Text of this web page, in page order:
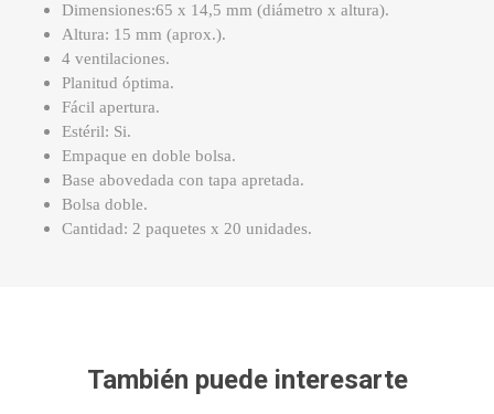
Dimensiones:65 x 14,5 mm (diámetro x altura).
Altura: 15 mm (aprox.).
4 ventilaciones.
Planitud óptima.
Fácil apertura.
Estéril: Si.
Empaque en doble bolsa.
Base abovedada con tapa apretada.
Bolsa doble.
Cantidad: 2 paquetes x 20 unidades.
También puede interesarte